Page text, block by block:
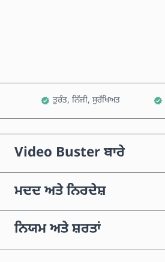
ਤੁਰੰਤ, ਨਿੱਜੀ, ਸੁਰੱਖਿਅਤ
Video Buster ਬਾਰੇ
ਮਦਦ ਅਤੇ ਨਿਰਦੇਸ਼
ਨਿਯਮ ਅਤੇ ਸ਼ਰਤਾਂ